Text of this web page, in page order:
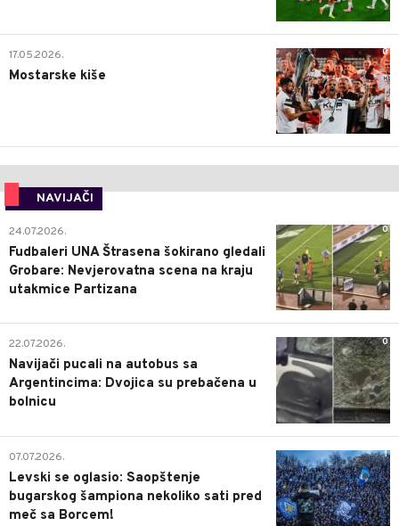
0
17.05.2026.
Mostarske kiše
NAVIJAČI
0
24.07.2026.
Fudbaleri UNA Štrasena šokirano gledali
Grobare: Nevjerovatna scena na kraju
utakmice Partizana
0
22.07.2026.
Navijači pucali na autobus sa
Argentincima: Dvojica su prebačena u
bolnicu
1
07.07.2026.
Levski se oglasio: Saopštenje
bugarskog šampiona nekoliko sati pred
meč sa Borcem!